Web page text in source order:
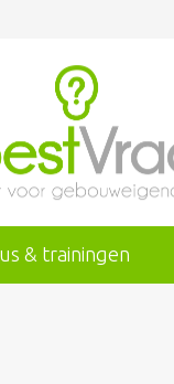
& trainingen